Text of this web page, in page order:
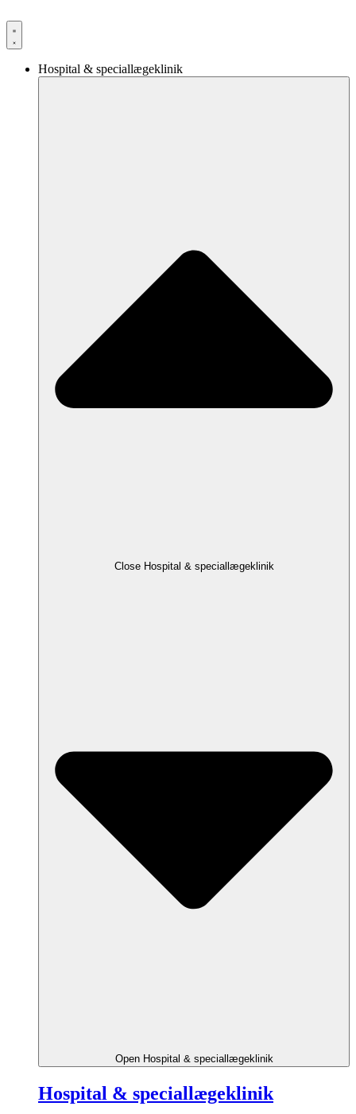
til
indhold
Hospital & speciallægeklinik
Close Hospital & speciallægeklinik
Open Hospital & speciallægeklinik
Hospital & speciallægeklinik